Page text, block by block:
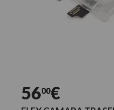
5600€